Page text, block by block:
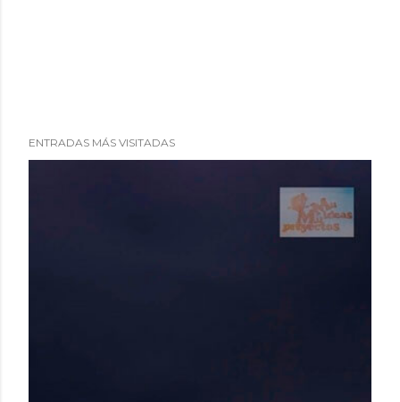
ENTRADAS MÁS VISITADAS